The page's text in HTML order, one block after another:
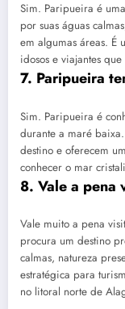
Sim. Paripueira é
por suas águas
em algumas áreas. É
idosos e viajantes
7. Paripueira
Sim. Paripueira é
durante a maré
destino e oferecem
conhecer o mar
8. Vale a pena
Vale muito a pena
procura um destino
calmas, natureza
estratégica para
no litoral norte de